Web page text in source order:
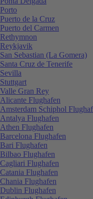
Porto
Puerto de la Cruz
Puerto del Carmen
Rethymnon
Reykjavik
San Sebastian (La Gomera)
Santa Cruz de Tenerife
Sevilla
Stuttgart
Valle Gran Rey
Alicante Flughafen
Amsterdam Schiphol
Antalya Flughafen
Athen Flughafen
Barcelona Flughafen
Bari Flughafen
Bilbao Flughafen
Cagliari Flughafen
Catania Flughafen
Chania Flughafen
Dublin Flughafen